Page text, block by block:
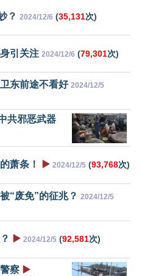
？ 2024/12/6 (35,131次)
引关注 2024/12/6 (79,301次)
东前途不看好 2024/12/5
共邪恶武器
萧条！ ▶️ 2024/12/5 (93,768次)
“废免”的征兆？ 2024/12/5
▶️ 2024/12/5 (92,581次)
察 ▶️